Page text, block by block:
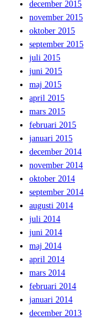
december 2015
november 2015
oktober 2015
september 2015
juli 2015
juni 2015
maj 2015
april 2015
mars 2015
februari 2015
januari 2015
december 2014
november 2014
oktober 2014
september 2014
augusti 2014
juli 2014
juni 2014
maj 2014
april 2014
mars 2014
februari 2014
januari 2014
december 2013